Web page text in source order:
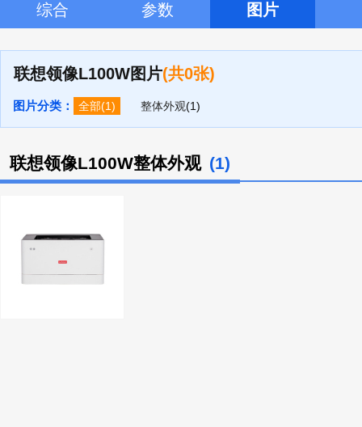
综合 参数 图片
联想领像L100W图片(共0张)
图片分类： 全部(1) 整体外观(1)
联想领像L100W整体外观 (1)